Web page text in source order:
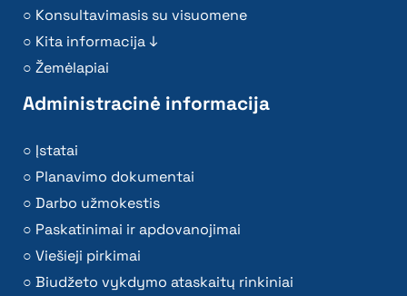
Konsultavimasis su visuomene
Kita informacija ↓
Žemėlapiai
Administracinė informacija
Įstatai
Planavimo dokumentai
Darbo užmokestis
Paskatinimai ir apdovanojimai
Viešieji pirkimai
Biudžeto vykdymo ataskaitų rinkiniai